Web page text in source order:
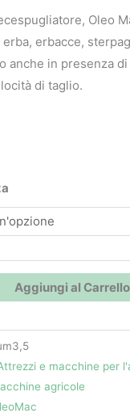
da
Oleo
erbacce,
anche in presenza
di taglio.
Aggiungi al Carrello
e macchine per
agricole